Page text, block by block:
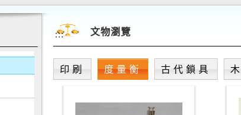
::: 文物瀏覽
印刷 度量衡 古代鎖具